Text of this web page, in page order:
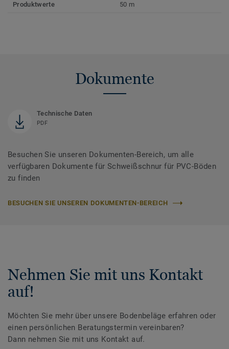
Produktwerte 50 m
Dokumente
Technische Daten
PDF
Besuchen Sie unseren Dokumenten-Bereich, um alle
verfügbaren Dokumente für Schweißschnur für PVC-Böden
zu finden
BESUCHEN SIE UNSEREN DOKUMENTEN-BEREICH
Nehmen Sie mit uns Kontakt
auf!
Möchten Sie mehr über unsere Bodenbeläge erfahren oder
einen persönlichen Beratungstermin vereinbaren?
Dann nehmen Sie mit uns Kontakt auf.